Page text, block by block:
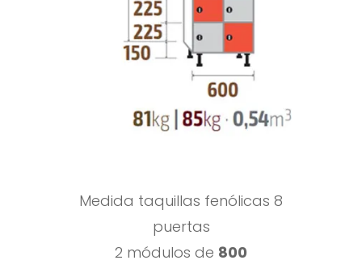
Medida taquillas fenólicas 8
puertas
2 módulos de 800